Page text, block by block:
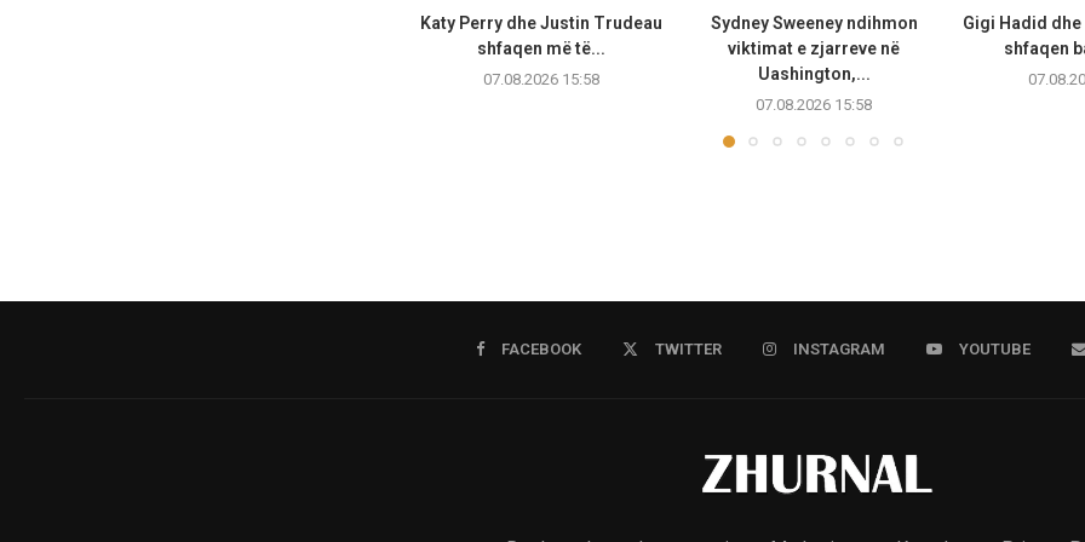
Katy Perry dhe Justin Trudeau
shfaqen më të...
07.08.2026 15:58
Sydney Sweeney ndihmon
viktimat e zjarreve në
Uashington,...
07.08.2026 15:58
Gigi Hadid
shfaqen
FACEBOOK TWITTER INSTAGRAM YOUTUBE